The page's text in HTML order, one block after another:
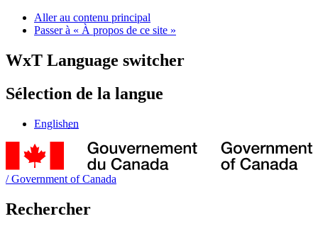
Aller au contenu principal
Passer à « À propos de ce site »
WxT Language switcher
Sélection de la langue
Englishen
/Government of Canada
Rechercher